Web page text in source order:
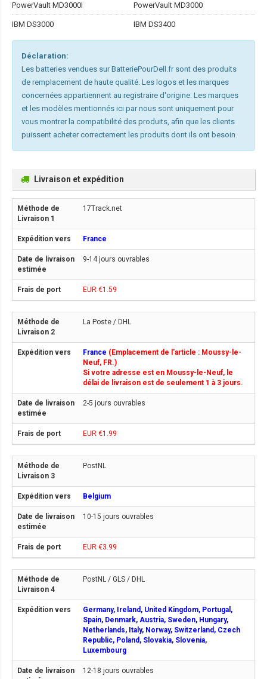
PowerVault MD3000I PowerVault MD3000
IBM DS3000 IBM DS3400
Déclaration:
Les batteries vendues sur BatteriePourDell.fr sont des produits
de remplacement de haute qualité. Les logos et les marques
concernées appartiennent au registraire d'origine. Les marques
et les modèles mentionnés ici par nous sont uniquement pour
vous montrer la compatibilité des produits, afin que les clients
puissent acheter correctement les produits dont ils ont besoin.
Livraison et expédition
17Track.net
France
9-14 jours ouvrables
EUR €1.59
La Poste / DHL
France (Emplacement de l'article : Moussy-le-
Neuf, FR.)
Si votre adresse est en Moussy-le-Neuf, le
délai de livraison est de seulement 1 à 3 jours.
2-5 jours ouvrables
EUR €1.99
PostNL
Belgium
10-15 jours ouvrables
EUR €3.99
PostNL / GLS / DHL
Germany, Ireland, United Kingdom, Portugal,
Spain, Denmark, Austria, Sweden, Hungary,
Netherlands, Italy, Norway, Switzerland, Czech
Republic, Poland, Slovakia, Slovenia,
Luxembourg
12-18 jours ouvrables